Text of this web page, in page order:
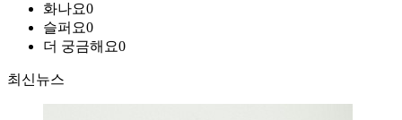
화나요0
슬퍼요0
더 궁금해요0
최신뉴스